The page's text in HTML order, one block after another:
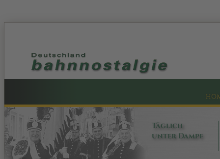
Täglich
unter Dampf